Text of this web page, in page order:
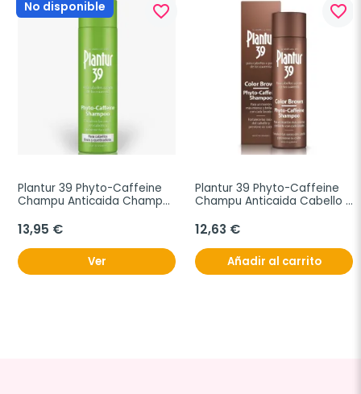
No disponible favorite_border
Plantur 39 Phyto-Caffeine
Champu Anticaida Champu
250 ml
13,95 €
Ver
favorite_border
Plantur 39 Phyto-Caffeine
Champu Anticaida Cabello
12,63 €
Añadir al carrito